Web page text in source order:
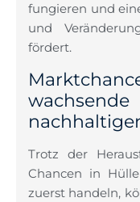
fungieren und
und
fördert.
Trotz der
Chancen in
zuerst handeln,